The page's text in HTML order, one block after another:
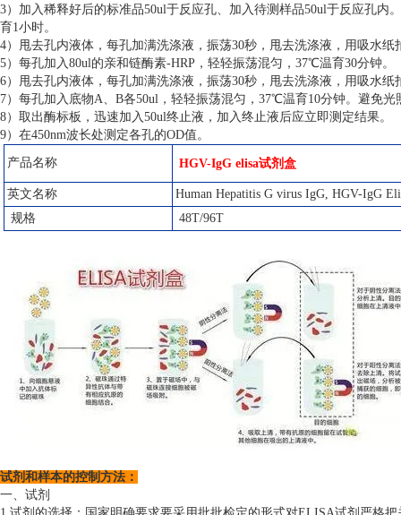
3）加入稀释好后的标准品50ul于反应孔、加入待测样品50ul于反应孔
育1小时。
4）甩去孔内液体，每孔加满洗涤液，振荡30秒，甩去洗涤液，用吸水
5）每孔加入80ul的亲和链酶素-HRP，轻轻振荡混匀，37℃温育30分钟。
6）甩去孔内液体，每孔加满洗涤液，振荡30秒，甩去洗涤液，用吸水
7）每孔加入底物A、B各50ul，轻轻振荡混匀，37℃温育10分钟。避免光
8）取出酶标板，迅速加入50ul终止液，加入终止液后应立即测定结果。
9）在450nm波长处测定各孔的OD值。
产品名称 HGV-IgG elisa试剂盒
英文名称
Human Hepatitis G virus IgG, HGV-IgG
规格
48T/96T
试剂和样本的控制方法：
一、试剂